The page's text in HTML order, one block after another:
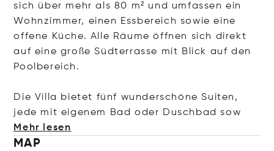
sich über mehr als 80 m² und umfassen ein
Wohnzimmer, einen Essbereich sowie eine
offene Küche. Alle Räume öffnen sich direkt
auf eine große Südterrasse mit Blick auf den
Poolbereich.
Die Villa bietet fünf wunderschöne Suiten,
jede mit eigenem Bad oder Duschbad sow
Mehr lesen
MAP